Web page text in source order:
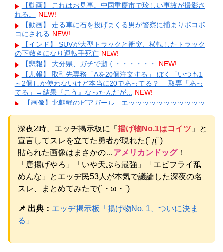
【動画】 これはお見事。中国重慶市で珍しい事故が撮影さ
れる。
NEW!
【動画】 走る車に石を投げまくる男が警察に捕まりボコボ
コにされる NEW!
【インド】 SUVが大型トラックと衝突、横転したトラック
の下敷きになり運転手死亡 NEW!
【悲報】 大分県、ガチで逝く・・・・・・
NEW!
【悲報】 取引先専務「Aを20個注文する」 ぼく「いつも1
～2個しか使わないけど本当に20であってる？」 取専「あっ
てる」→結果『こう』なったんだが... NEW!
【画像】北朝鮮のビアガール、エッッッッッッッッッッッ
握っていたｗｗｗｗｗｗｗｗｗｗｗｗｗｗｗｗｗ NEW!
【あるある】主婦がスピリチュアルにハマる理由にガル民
共感の嵐→本音続々ｗｗｗ NEW!
元いいとも青年隊、中居正広の”素顔”を暴露 NEW!
【物議】”子供1人2000万円”にガル民本音爆発→子なし・子
持ち大激論にｗｗｗ NEW!
元AKB社長、22億円申告漏れ 乃木坂46運営会社の株式を
元AKB社長、22億円申告漏れ 乃木坂46運営会社の株式を
パチンコ京楽産業に譲渡【ノース・リバー】【窪田康志】
深夜2時、エッヂ掲示板に「 揚げ物No.1はコイツ 」と
宣言してスレを立てた勇者が現れた(ﾟдﾟ)
貼られた画像はまさかの…アメリカンドッグ！
「唐揚げやろ」「いや天ぷら最強」「エビフライ舐
めんな」とエッヂ民53人が本気で議論した深夜の名
スレ、まとめてみたで(´・ω・`)
📌 出典： エッヂ掲示板「揚げ物No. 1、ついに決ま
る」